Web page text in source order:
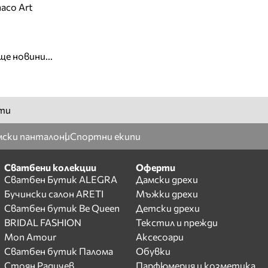
Art
новини...
панталониСпортни екипи
Сватбени колекции
Сватбен Бутик ALEGRA
Бучински салон ARETI
Сватбен бутик Be Queen
BRIDAL FASHION
Mon Amour
Сватбен бутик Палома
Стоян Радичев
Оферти
Дамски дрехи
Мъжки дрехи
Детски дрехи
Текстил и прежди
Аксесоари
Обувки
Парфюмерия и козметика